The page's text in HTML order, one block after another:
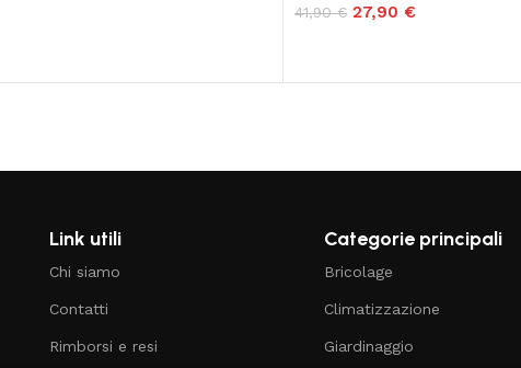
41,90€ 27,90€
Link utili
Chi siamo
Contatti
Rimborsi e resi
Categorie principali
Bricolage
Climatizzazione
Giardinaggio